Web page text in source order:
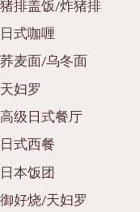
猪排盖饭/炸猪排
日式咖喱
荞麦面/乌冬面
天妇罗
高级日式餐厅
日式西餐
日本饭团
御好烧/天妇罗